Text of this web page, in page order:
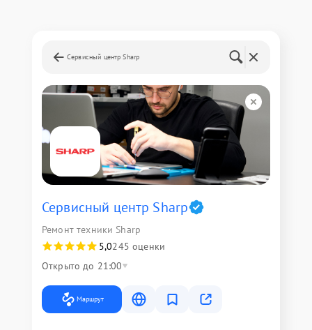
Сервисный центр Sharp
Сервисный центр Sharp
Ремонт техники Sharp
5,0245 оценки
Открыто до 21:00
Маршрут